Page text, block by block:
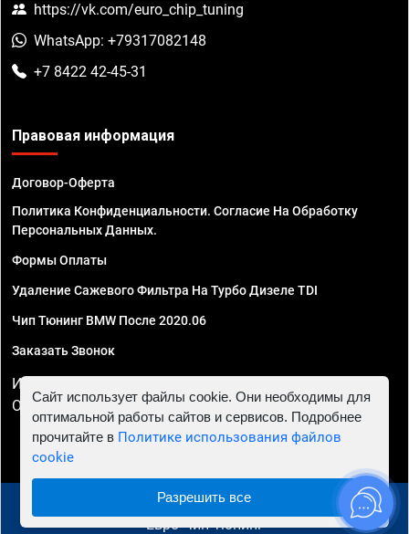
https://vk.com/euro_chip_tuning
WhatsApp: +79317082148
+7 8422 42-45-31
Правовая информация
Договор-Оферта
Политика Конфиденциальности. Согласие На Обработку
Персональных Данных.
Формы Оплаты
Удаление Сажевого Фильтра На Турбо Дизеле TDI
Чип Тюнинг BMW После 2020.06
Заказать Звонок
ИП Смирнов Георгий Павлович. ИНН 781302555843,
ОГРНИП 324470400032610
© 2010 - 2026 Чип тюнинг в Ульяновске - Автосервис
"Евро Чип Тюнинг"
Сайт использует файлы cookie. Они необходимы для
оптимальной работы сайтов и сервисов. Подробнее
прочитайте в Политике использования файлов
cookie
Разрешить все